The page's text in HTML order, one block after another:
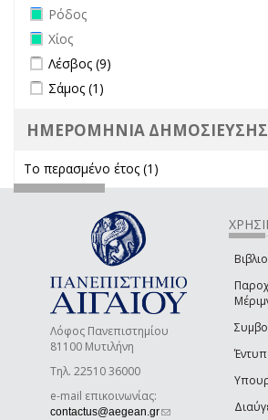
Remove Ρόδος filter
Ρόδος
Remove Χίος filter
Χίος
Apply Λέσβος filter
Λέσβος (9)
Apply Σάμος filter
Σάμος (1)
ΗΜΕΡΟΜΗΝΙΑ ΔΗΜΟΣΙΕΥΣΗΣ
Το περασμένο έτος (1)
Λόφος Πανεπιστημίου
81100 Μυτιλήνη
Τηλ. 22510 36000
e-mail επικοινωνίας:
contactus@aegean.gr(link sends e-mail)